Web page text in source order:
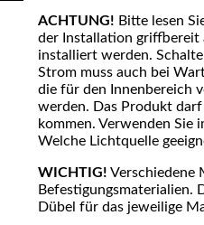
ACHTUNG! Bitte lesen
der Installation griffbereit
installiert werden.
Strom muss auch bei
die für den Innenbereich
werden. Das Produkt
kommen. Verwenden Sie
Welche Lichtquelle
WICHTIG! Verschiedene
Befestigungsmaterialien.
Dübel für das jeweilige